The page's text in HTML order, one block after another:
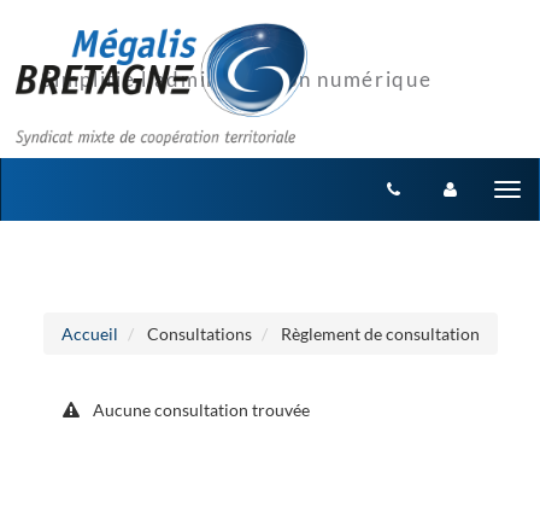
Accueil Consultations Règlement de consultation
Aucune consultation trouvée